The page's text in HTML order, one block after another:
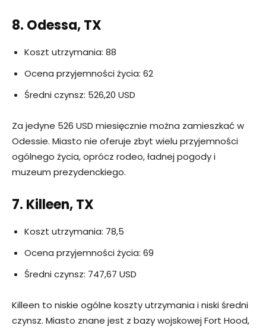
8. Odessa, TX
Koszt utrzymania: 88
Ocena przyjemności życia: 62
Średni czynsz: 526,20 USD
Za jedyne 526 USD miesięcznie można zamieszkać w
Odessie. Miasto nie oferuje zbyt wielu przyjemności
ogólnego życia, oprócz rodeo, ładnej pogody i
muzeum prezydenckiego.
7. Killeen, TX
Koszt utrzymania: 78,5
Ocena przyjemności życia: 69
Średni czynsz: 747,67 USD
Killeen to niskie ogólne koszty utrzymania i niski średni
czynsz. Miasto znane jest z bazy wojskowej Fort Hood,